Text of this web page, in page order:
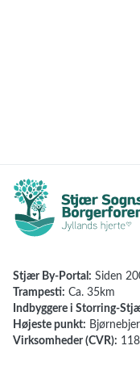
Stjær By-Portal: Siden
Trampesti: Ca. 35km
Indbyggere i Storring-
Højeste punkt:
Virksomheder (CVR): 118